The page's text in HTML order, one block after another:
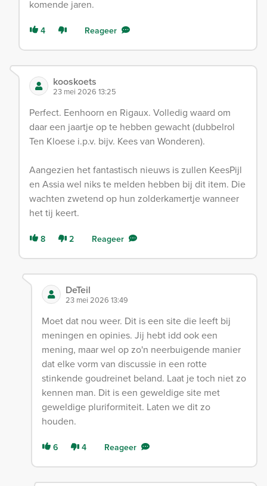
komende jaren.
4 Reageer
kooskoets
23 mei 2026 13:25
Perfect. Eenhoorn en Rigaux. Volledig waard om
daar een jaartje op te hebben gewacht (dubbelrol
Ten Kloese i.p.v. bijv. Kees van Wonderen).
Aangezien het fantastisch nieuws is zullen KeesPijl
en Assia wel niks te melden hebben bij dit item. Die
wachten zwetend op hun zolderkamertje wanneer
het tij keert.
8 2 Reageer
DeTeil
23 mei 2026 13:49
Moet dat nou weer. Dit is een site die leeft bij
meningen en opinies. Jij hebt idd ook een
mening, maar wel op zo'n neerbuigende manier
dat elke vorm van discussie in een rotte
stinkende goudreinet beland. Laat je toch niet zo
kennen man. Dit is een geweldige site met
geweldige pluriformiteit. Laten we dit zo
houden.
6 4 Reageer